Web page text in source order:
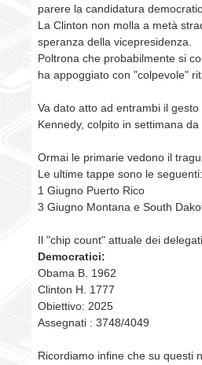
parere la candidatura
La Clinton non molla a metà
speranza della vicepresidenza.
Poltrona che probabilmente si
ha appoggiato con "colpevole"
Va dato atto ad entrambi il
Kennedy, colpito in settimana
Ormai le primarie vedono il
Le ultime tappe sono le seguenti:
1 Giugno Puerto Rico
3 Giugno Montana e South
Il "chip count" attuale dei
Democratici:
Obama B. 1962
Clinton H. 1777
Obiettivo: 2025
Assegnati : 3748/4049
Ricordiamo infine che su questi